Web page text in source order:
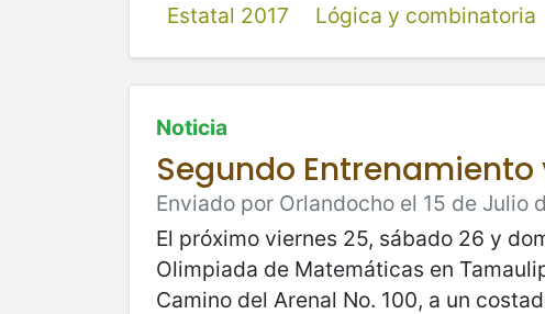
Estatal 2017
Lógica y combinatoria
Noticia
Segundo
Enviado por Orlandocho el 15 de Julio
El próximo viernes 25, sábado 26 y
Olimpiada de Matemáticas en
Camino del Arenal No. 100, a un